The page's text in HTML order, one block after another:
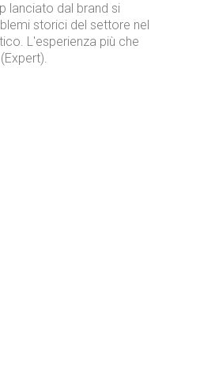
lanciato dal brand si
storici del settore nel
L'esperienza più che